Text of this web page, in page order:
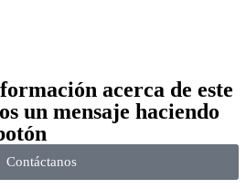
acerca de este
un mensaje haciendo
Contáctanos